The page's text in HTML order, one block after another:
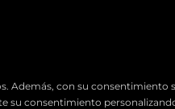
per la protezione dei dati
general y no están
Además, con su
consentimiento